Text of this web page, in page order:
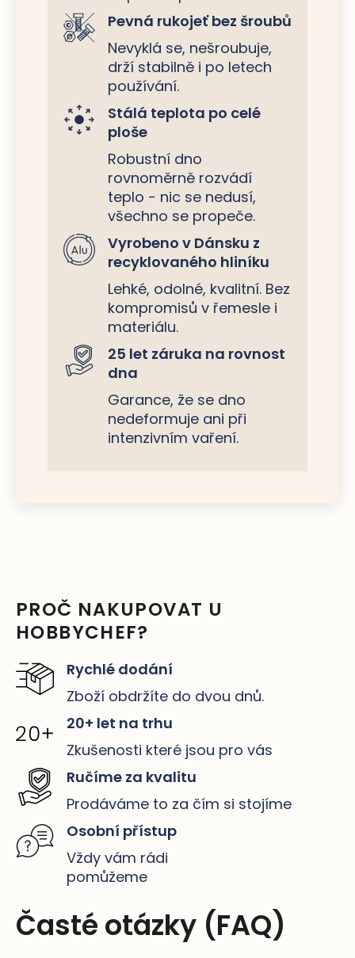
Pevná rukojeť bez šroubů
Nevyklá se, nešroubuje,
drží stabilně i po letech
používání.
Stálá teplota po celé
ploše
Robustní dno
rovnoměrně rozvádí
teplo - nic se nedusí,
všechno se propeče.
Vyrobeno v Dánsku z
recyklovaného hliníku
Lehké, odolné, kvalitní. Bez
kompromisů v řemesle i
materiálu.
25 let záruka na rovnost
dna
Garance, že se dno
nedeformuje ani při
intenzivním vaření.
PROČ NAKUPOVAT U
HOBBYCHEF?
Rychlé dodání
Zboží obdržíte do dvou dnů.
20+ let na trhu
Zkušenosti které jsou pro vás
Ručíme za kvalitu
Prodáváme to za čím si stojíme
Osobní přístup
Vždy vám rádi
pomůžeme
Časté otázky (FAQ)